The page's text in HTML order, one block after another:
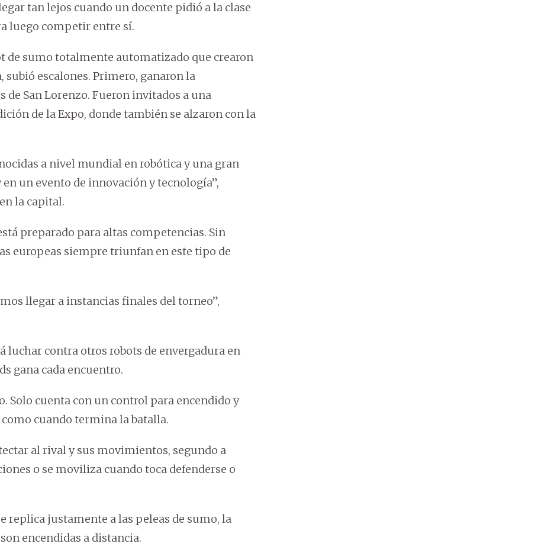
tan lejos cuando un docente pidió a la clase
luego competir entre sí.
de sumo totalmente automatizado que crearon
escalones. Primero, ganaron la
San Lorenzo. Fueron invitados a una
de la Expo, donde también se alzaron con la
a nivel mundial en robótica y una gran
un evento de innovación y tecnología”,
la capital.
preparado para altas competencias. Sin
europeas siempre triunfan en este tipo de
llegar a instancias finales del torneo”,
luchar contra otros robots de envergadura en
gana cada encuentro.
Solo cuenta con un control para encendido y
cuando termina la batalla.
al rival y sus movimientos, segundo a
o se moviliza cuando toca defenderse o
replica justamente a las peleas de sumo, la
encendidas a distancia.